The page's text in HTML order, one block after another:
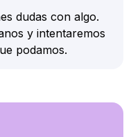
dudas con algo.
y intentaremos
podamos.